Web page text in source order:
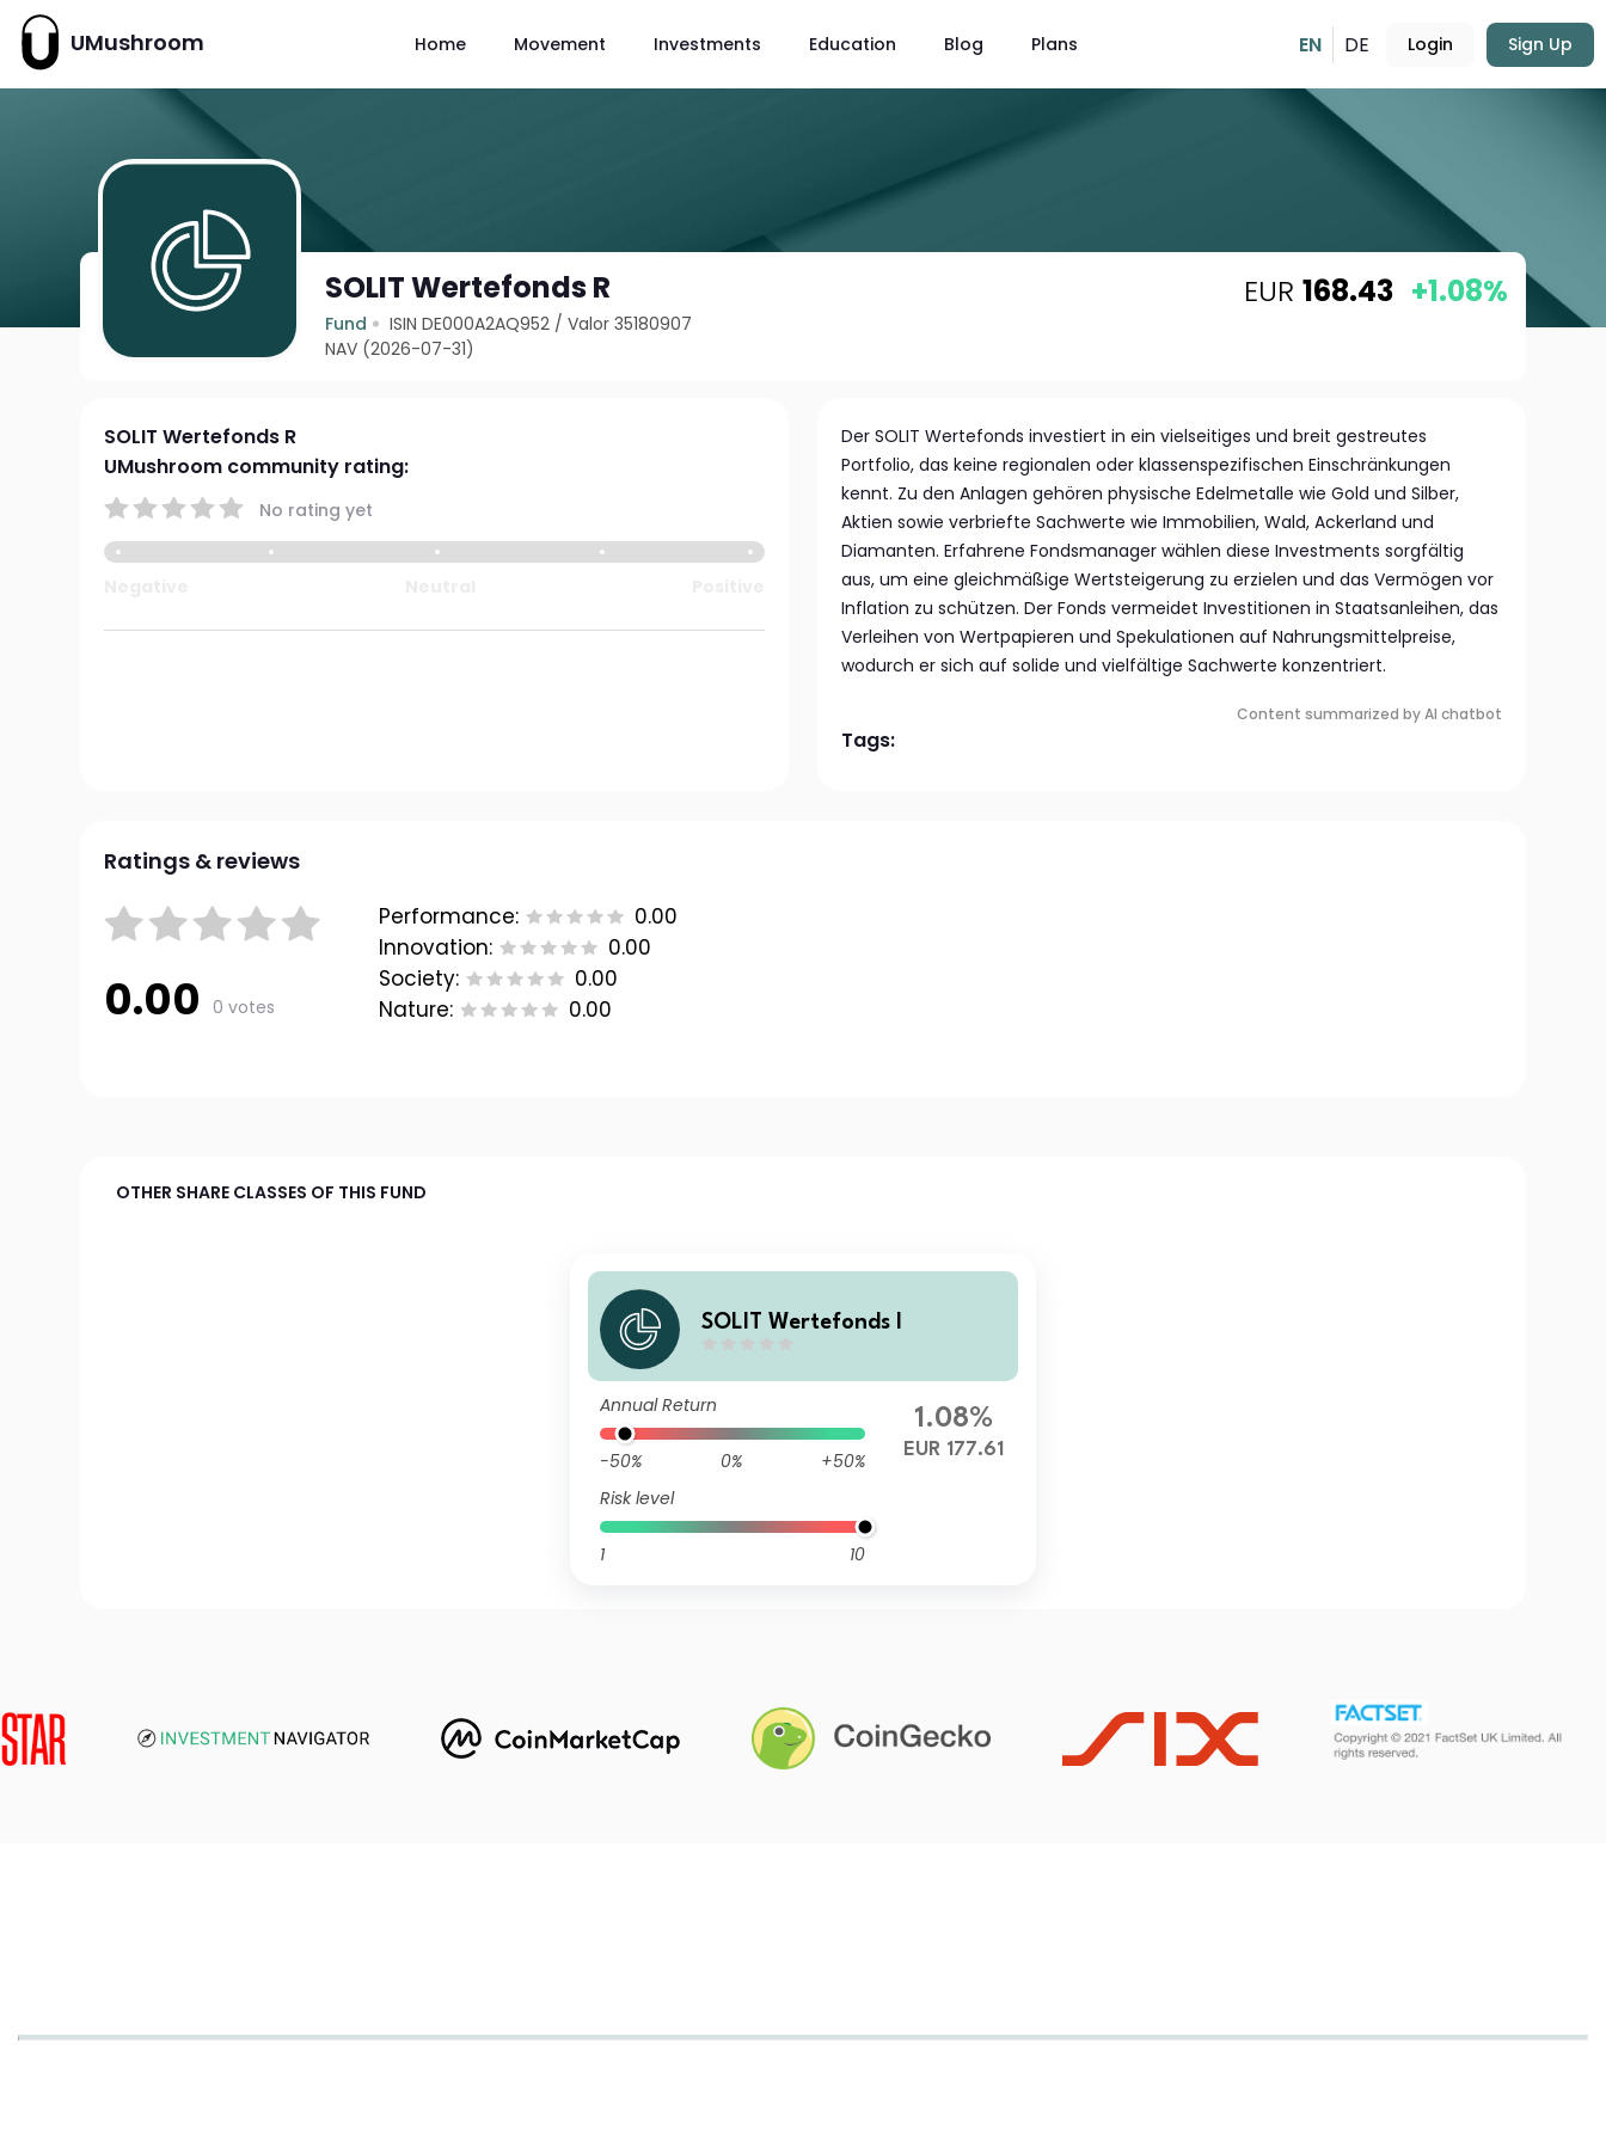
UMushroom Home Movement Investments Education Blog Plans EN DE Login Sign Up
SOLIT Wertefonds R
Fund ISIN DE000A2AQ952 /Valor 35180907
NAV (2026-07-31)
EUR 168.43 +1.08%
SOLIT Wertefonds R
UMushroom community rating:
No rating yet
Der SOLIT Wertefonds investiert in ein vielseitiges und breit gestreutes
Portfolio, das keine regionalen oder klassenspezifischen Einschränkungen
kennt. Zu den Anlagen gehören physische Edelmetalle wie Gold und Silber,
Aktien sowie verbriefte Sachwerte wie Immobilien, Wald, Ackerland und
Diamanten. Erfahrene Fondsmanager wählen diese Investments sorgfältig
aus, um eine gleichmäßige Wertsteigerung zu erzielen und das Vermögen vor
Inflation zu schützen. Der Fonds vermeidet Investitionen in Staatsanleihen, das
Verleihen von Wertpapieren und Spekulationen auf Nahrungsmittelpreise,
wodurch er sich auf solide und vielfältige Sachwerte konzentriert.
Content summarized by AI chatbot
Tags:
Ratings & reviews
0.00 0 votes
Performance:
0.00
Innovation:
0.00
Society:
0.00
Nature:
0.00
OTHER SHARE CLASSES OF THIS FUND
SOLIT Wertefonds I
Annual Return
-50% 0%
+50%
Risk level
1 10
1.08%
EUR 177.61